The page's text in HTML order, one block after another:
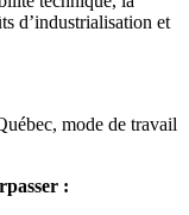
d’industrialisation et
mode de travail
: